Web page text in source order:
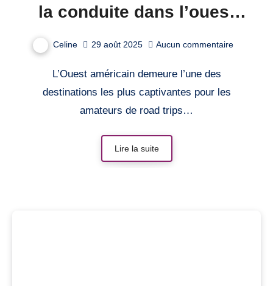
la conduite dans l’ouest
Celine 29 août 2025 Aucun commentaire
L’Ouest américain demeure l’une des
destinations les plus captivantes pour les
amateurs de road trips…
Lire la suite